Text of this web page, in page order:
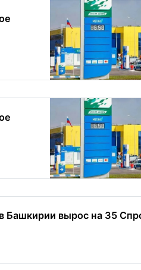
Башкирии вырос на 35